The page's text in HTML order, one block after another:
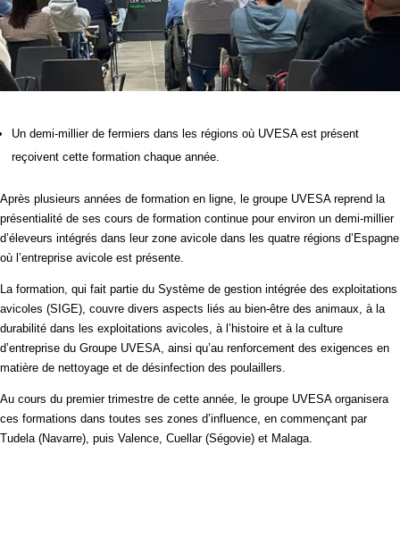
Un demi-millier de fermiers dans les régions où UVESA est présent
reçoivent cette formation chaque année.
Après plusieurs années de formation en ligne, le groupe UVESA reprend la
présentialité de ses cours de formation continue pour environ un demi-millier
d’éleveurs intégrés dans leur zone avicole dans les quatre régions d’Espagne
où l’entreprise avicole est présente.
La formation, qui fait partie du Système de gestion intégrée des exploitations
avicoles (SIGE), couvre divers aspects liés au bien-être des animaux, à la
durabilité dans les exploitations avicoles, à l’histoire et à la culture
d’entreprise du Groupe UVESA, ainsi qu’au renforcement des exigences en
matière de nettoyage et de désinfection des poulaillers.
Au cours du premier trimestre de cette année, le groupe UVESA organisera
ces formations dans toutes ses zones d’influence, en commençant par
Tudela (Navarre), puis Valence, Cuellar (Ségovie) et Malaga